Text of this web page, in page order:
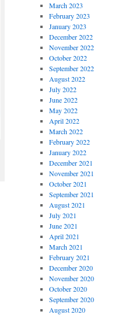
March 2023
February 2023
January 2023
December 2022
November 2022
October 2022
September 2022
August 2022
July 2022
June 2022
May 2022
April 2022
March 2022
February 2022
January 2022
December 2021
November 2021
October 2021
September 2021
August 2021
July 2021
June 2021
April 2021
March 2021
February 2021
December 2020
November 2020
October 2020
September 2020
August 2020